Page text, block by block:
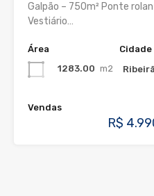
Galpão – 750m² Ponte
Vestiário…
Área
1283.00 m2
Cidade
Vendas
R$